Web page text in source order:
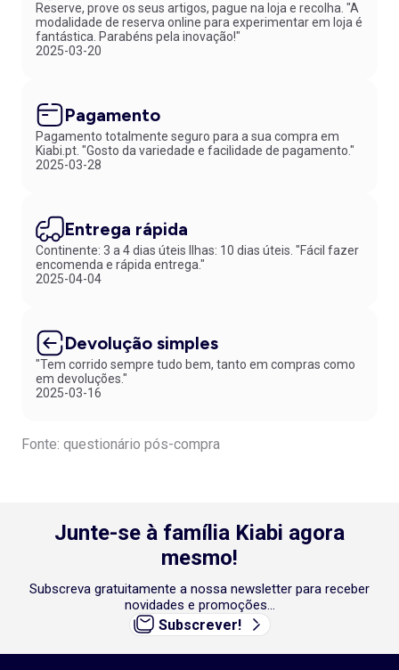
Reserve, prove os seus artigos, pague na loja e recolha. "A
modalidade de reserva online para experimentar em loja é
fantástica. Parabéns pela inovação!"
2025-03-20
Pagamento
Pagamento totalmente seguro para a sua compra em
Kiabi.pt. "Gosto da variedade e facilidade de pagamento."
2025-03-28
Entrega rápida
Continente: 3 a 4 dias úteis Ilhas: 10 dias úteis. "Fácil fazer
encomenda e rápida entrega."
2025-04-04
Devolução simples
"Tem corrido sempre tudo bem, tanto em compras como
em devoluções."
2025-03-16
Fonte: questionário pós-compra
Junte-se à família Kiabi agora
mesmo!
Subscreva gratuitamente a nossa newsletter para receber
novidades e promoções...
Subscrever!